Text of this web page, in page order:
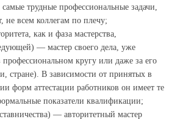
трудные профессиональные задачи,
не всем коллегам по плечу;
как и фаза мастерства,
— мастер своего дела, уже
кругу или даже за его
стране). В зависимости от принятых в
форм аттестации работников он имеет те
показатели квалификации;
— авторитетный мастер